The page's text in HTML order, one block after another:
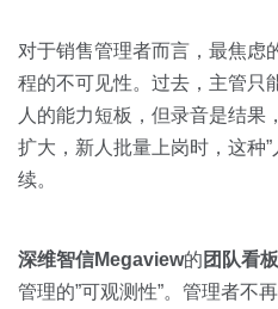
对于销售管理者而言，最焦虑
程的不可见性。过去，主管只
人的能力短板，但录音是结果
扩大，新人批量上岗时，这种
续。
深维智信Megaview的 团队看板
管理的”可观测性”。管理者不